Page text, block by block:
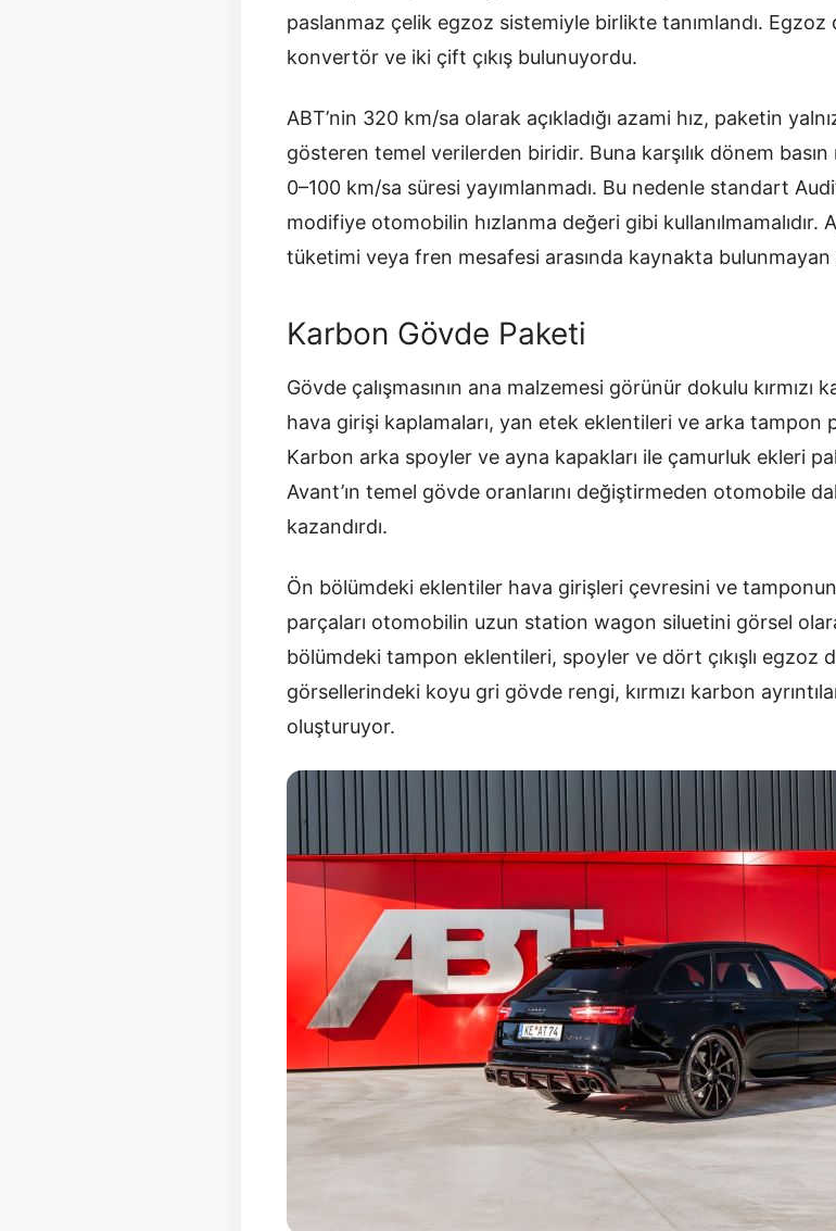
paslanmaz çelik egzoz sistemiyle birlikte tanımlandı.
konvertör ve iki çift çıkış bulunuyordu.
ABT’nin 320 km/sa olarak açıkladığı azami hız, paketin
gösteren temel verilerden biridir. Buna karşılık dönem
0–100 km/sa süresi yayımlanmadı. Bu nedenle standart
modifiye otomobilin hızlanma değeri gibi kullanılmamalıdır.
tüketimi veya fren mesafesi arasında kaynakta
Karbon Gövde Paketi
Gövde çalışmasının ana malzemesi görünür dokulu
hava girişi kaplamaları, yan etek eklentileri ve arka tampon
Karbon arka spoyler ve ayna kapakları ile çamurluk ekleri
Avant’ın temel gövde oranlarını değiştirmeden otomobile
kazandırdı.
Ön bölümdeki eklentiler hava girişleri çevresini ve tamponun
parçaları otomobilin uzun station wagon siluetini görsel
bölümdeki tampon eklentileri, spoyler ve dört çıkışlı egzoz
görsellerindeki koyu gri gövde rengi, kırmızı karbon
oluşturuyor.